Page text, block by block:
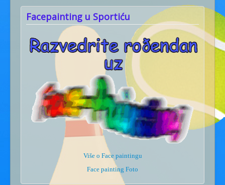
Facepainting u Sportiću
Više o Face paintingu
Face painting Foto